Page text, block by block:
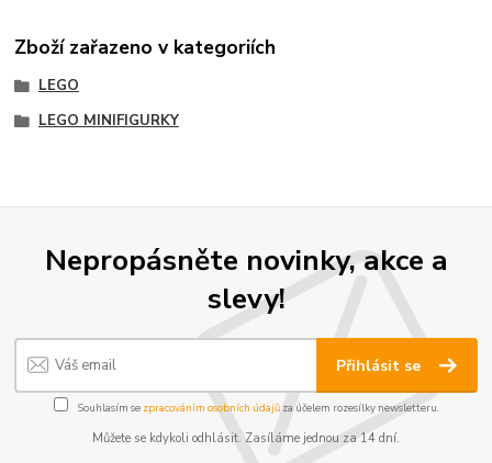
Zboží zařazeno v kategoriích
LEGO
LEGO MINIFIGURKY
Nepropásněte novinky, akce a
slevy!
Přihlásit se
Souhlasím se zpracováním osobních údajůza účelem rozesílky newsletteru.
Můžete se kdykoli odhlásit. Zasíláme jednou za 14 dní.